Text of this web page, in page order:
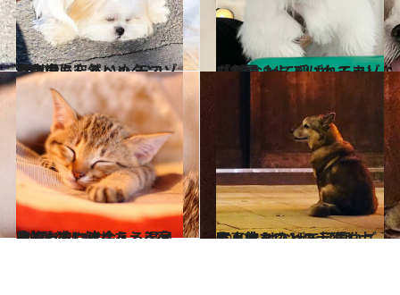
2020.4.7
散歩中に突然ペッタンコ!? おもしろいぬ モコゾウ劇場
カルチャー 2020.3.24
「E電」って呼ばれてましたね おもしろいぬ モコゾウ劇場
カルチャー
2020.1.31
動物たちに出会える温泉宿4選 猫に触れあえる宿を知っている？
旅＆お出かけ 2019.11.10
佐々木まことの犬猫脱力写真館 けなげで可愛いご主人待ちワンコ
ライフスタイル